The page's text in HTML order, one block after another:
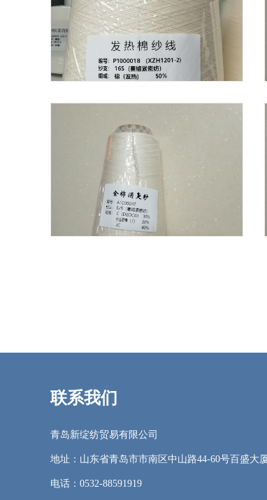
发热棉纱线
联系我们
青岛新绽纺贸易有限公司
地址：山东省青岛市市南区中山路44-60号百盛大
电话：0532-88591919